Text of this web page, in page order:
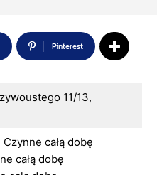
Pinterest
11/13,
całą dobę
całą dobę